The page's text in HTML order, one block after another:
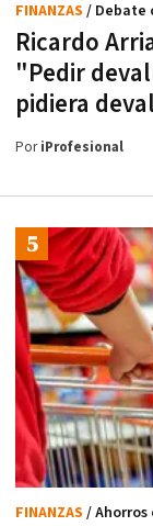
Ricardo
"Pedir
pidiera
FINANZAS / Debate
PoriProfesional
FINANZAS / Ahorros